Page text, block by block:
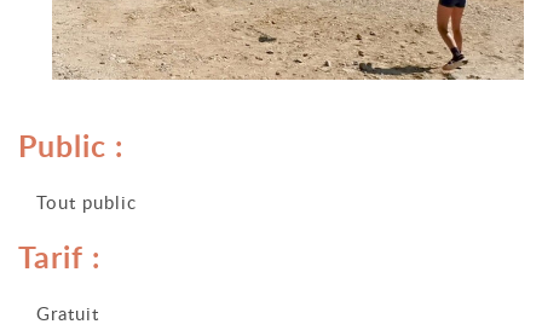
Public :
Tout public
Tarif :
Gratuit